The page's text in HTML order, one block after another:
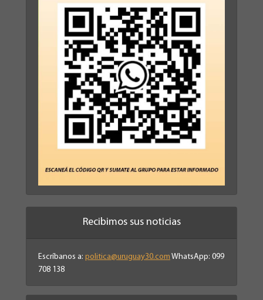
Recibimos sus noticias
Escríbanos a: politica@uruguay30.com WhatsApp: 099
708 138